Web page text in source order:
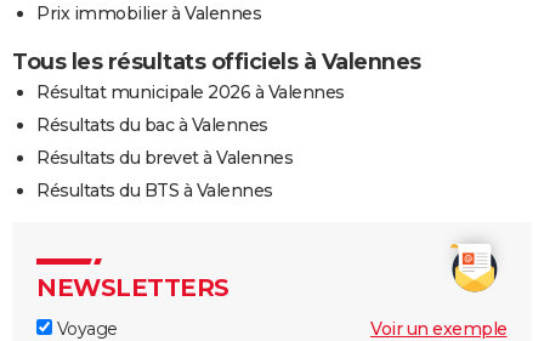
Prix immobilier à Valennes
Tous les résultats officiels à Valennes
Résultat municipale 2026 à Valennes
Résultats du bac à Valennes
Résultats du brevet à Valennes
Résultats du BTS à Valennes
NEWSLETTERS
Voyage
Voir un exemple